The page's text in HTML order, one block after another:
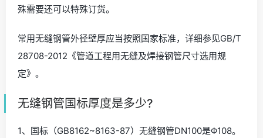
殊需要还可以特殊订货。
常用无缝钢管外径壁厚应当按照国家标准，详细参见GB/T
28708-2012《管道工程用无缝及焊接钢管尺寸选用规
定》。
无缝钢管国标厚度是多少?
1、国标（GB8162~8163-87）无缝钢管DN100是Φ108。